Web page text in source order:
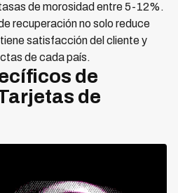
de morosidad entre 5-12%.
recuperación no solo reduce
satisfacción del cliente y
de cada país.
de
de